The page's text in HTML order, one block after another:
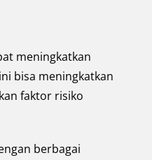
meningkatkan
bisa meningkatkan
faktor risiko
berbagai